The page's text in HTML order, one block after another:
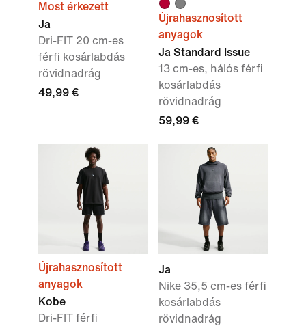
Most érkezett
Ja
Dri-FIT 20 cm-es
férfi kosárlabdás
rövidnadrág
49,99 €
Újrahasznosított
anyagok
Ja Standard Issue
13 cm-es, hálós férfi
kosárlabdás
rövidnadrág
59,99 €
Újrahasznosított
anyagok
Kobe
Dri-FIT férfi
Ja
Nike 35,5 cm-es férfi
kosárlabdás
rövidnadrág